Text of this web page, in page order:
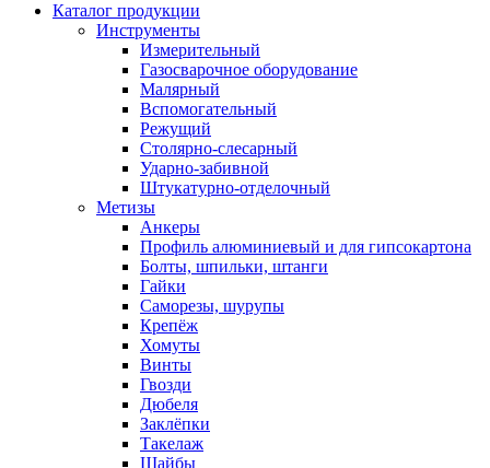
Каталог продукции
Инструменты
Измерительный
Газосварочное оборудование
Малярный
Вспомогательный
Режущий
Столярно-слесарный
Ударно-забивной
Штукатурно-отделочный
Метизы
Анкеры
Профиль алюминиевый и для гипсокартона
Болты, шпильки, штанги
Гайки
Саморезы, шурупы
Крепёж
Хомуты
Винты
Гвозди
Дюбеля
Заклёпки
Такелаж
Шайбы